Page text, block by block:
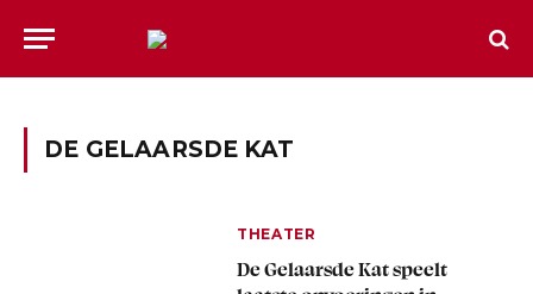
DE GELAARSDE KAT
THEATER
De Gelaarsde Kat speelt